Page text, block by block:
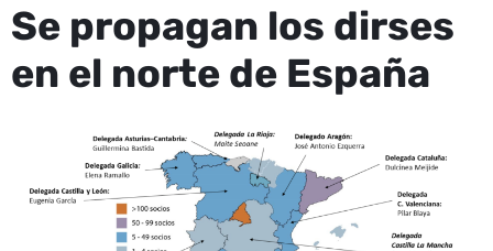
Se propagan los dirses
en el norte de España